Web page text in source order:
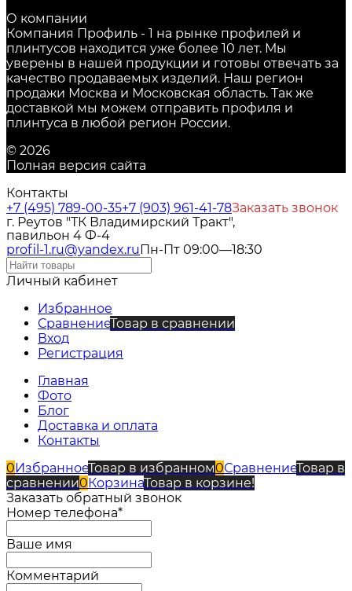
О компании
Компания Профиль - 1 на рынке профилей и
плинтусов находится уже более 10 лет. Мы
уверены в нашей продукции и готовы отвечать за
качество продаваемых изделий. Наш регион
продажи Москва и Московская область. Так же
доставкой мы можем отправить профиля и
плинтуса в любой регион России.
© 2026
Полная версия сайта
Контакты
+7 (495) 789-00-35+7 (903) 961-41-78Заказать звонок
г. Реутов "ТК Владимирский Тракт",
павильон 4 Ф-4
profil-1.ru@yandex.ru Пн-Пт 09:00—18:30
Личный кабинет
Избранное
СравнениеТовар в сравнении
Вход
Регистрация
Главная
Фото
Блог
Доставка и оплата
Контакты
0 ИзбранноеТовар в избранном0СравнениеТовар в
сравнении0 КорзинаТовар в корзине!
Заказать обратный звонок
Номер телефона*
Ваше имя
Комментарий